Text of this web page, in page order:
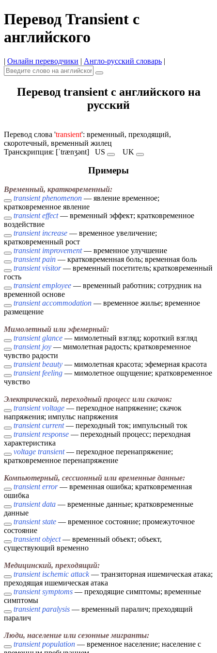
Перевод Transient с
английского
| Онлайн переводчики | Англо-русский словарь |
Перевод transient с английского на
русский
Перевод слова 'transient': временный, преходящий,
скоротечный, временный жилец
Транскрипция: [ˈtrænʒənt] US UK
Примеры
Временный, кратковременный:
transient phenomenon — явление временное;
кратковременное явление
transient effect— временный эффект; кратковременное
воздействие
transient increase — временное увеличение;
кратковременный рост
transient improvement— временное улучшение
transient pain — кратковременная боль; временная боль
transient visitor— временный посетитель; кратковременный
гость
transient employee — временный работник; сотрудник на
временной основе
transient accommodation — временное жилье; временное
размещение
Мимолетный или эфемерный:
transient glance — мимолетный взгляд; короткий взгляд
transient joy — мимолетная радость; кратковременное
чувство радости
transient beauty — мимолетная красота; эфемерная красота
transient feeling — мимолетное ощущение; кратковременное
чувство
Электрический, переходный процесс или скачок:
transient voltage — переходное напряжение; скачок
напряжения; импульс напряжения
transient current— переходный ток; импульсный ток
transient response — переходный процесс; переходная
характеристика
voltage transient— переходное перенапряжение;
кратковременное перенапряжение
Компьютерный, сессионный или временные данные:
transient error— временная ошибка; кратковременная
ошибка
transient data — временные данные; кратковременные
данные
transient state — временное состояние; промежуточное
состояние
transient object— временный объект; объект,
существующий временно
Медицинский, преходящий:
transient ischemic attack— транзиторная ишемическая атака;
преходящая ишемическая атака
transient symptoms — преходящие симптомы; временные
симптомы
transient paralysis — временный паралич; преходящий
паралич
Люди, население или сезонные мигранты:
transient population — временное население; население с